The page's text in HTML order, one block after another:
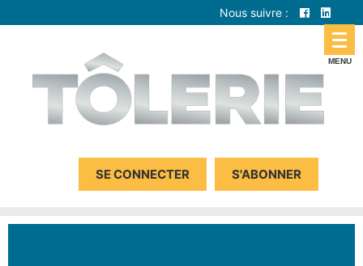
Nous suivre :
SE CONNECTER S'ABONNER